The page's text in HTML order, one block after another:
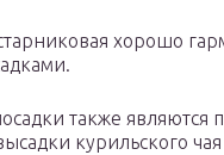
хорошо
также являются
курильского чая